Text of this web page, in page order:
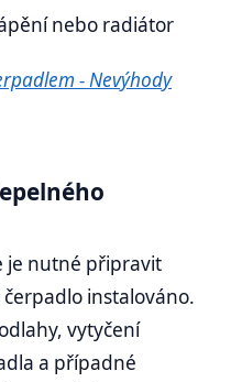
nebo radiátor
- Nevýhody
je nutné připravit
instalováno.
vytyčení
a případné